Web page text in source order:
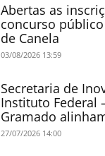
Abertas as
concurso
de Canela
03/08/2026 13:59
Secretaria de
Instituto Federal
Gramado
27/07/2026 14:00